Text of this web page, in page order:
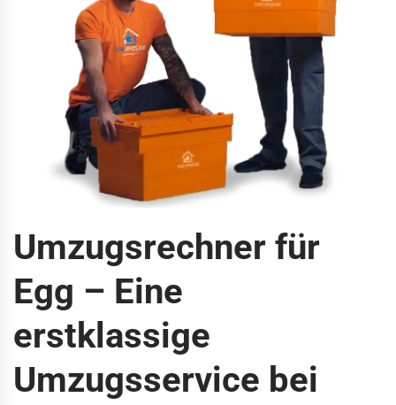
Umzugsrechner für
Egg – Eine
erstklassige
Umzugsservice bei